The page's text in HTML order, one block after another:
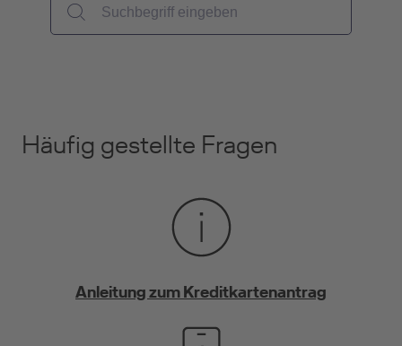
Häufig gestellte Fragen
Anleitung zum Kreditkartenantrag